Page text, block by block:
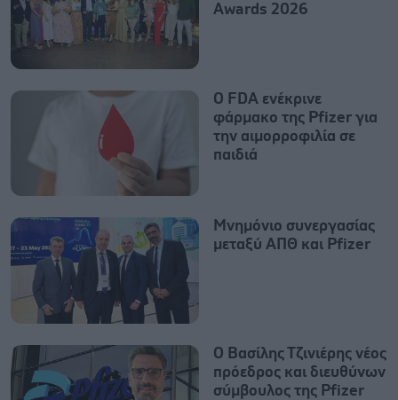
Awards 2026
Ο FDA ενέκρινε
φάρμακο της Pfizer για
την αιμορροφιλία σε
παιδιά
Μνημόνιο συνεργασίας
μεταξύ ΑΠΘ και Pfizer
Ο Βασίλης Τζινιέρης νέος
πρόεδρος και διευθύνων
σύμβουλος της Pfizer